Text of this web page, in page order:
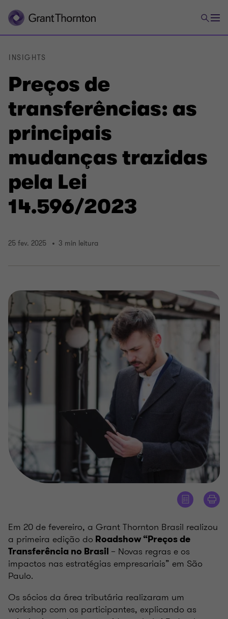
Preços de
transferências: as
principais
mudanças trazidas
pela Lei
14.596/2023
INSIGHTS
25 fev. 2025 3 min leitura
Em 20 de fevereiro, a Grant Thornton Brasil realizou
a primeira edição do Roadshow “Preços de
Transferência no Brasil – Novas regras e os
impactos nas estratégias empresariais” em São
Paulo.
Os sócios da área tributária realizaram um
workshop com os participantes, explicando as